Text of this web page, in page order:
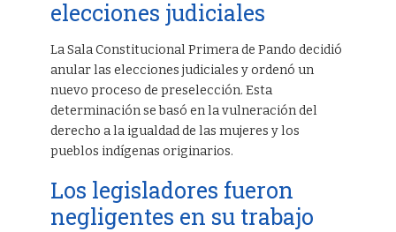
elecciones judiciales
La Sala Constitucional Primera de Pando decidió
anular las elecciones judiciales y ordenó un
nuevo proceso de preselección. Esta
determinación se basó en la vulneración del
derecho a la igualdad de las mujeres y los
pueblos indígenas originarios.
Los legisladores fueron
negligentes en su trabajo